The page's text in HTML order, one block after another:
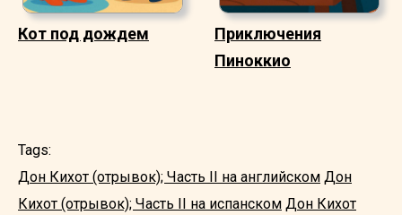
Кот под дождем
Приключения
Пиноккио
Tags:
Дон Кихот (отрывок); Часть II на английском Дон
Кихот (отрывок); Часть II на испанском Дон Кихот